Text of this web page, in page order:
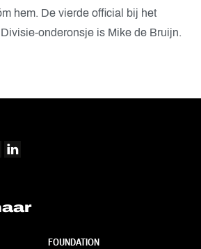
hem. De vierde official bij het
onderonsje is Mike de Bruijn.
FOUNDATION